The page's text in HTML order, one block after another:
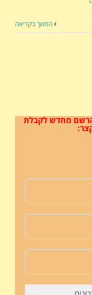
המשך בקריאה
מחדש לקבלת